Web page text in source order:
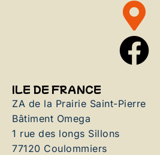
ILE DE FRANCE
ZA de la Prairie Saint-Pierre
Bâtiment Omega
1 rue des longs Sillons
77120 Coulommiers